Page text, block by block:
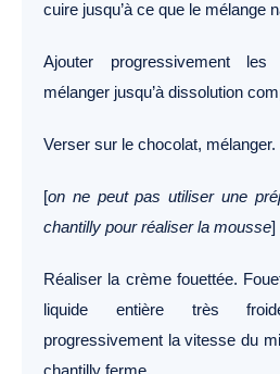
cuire jusqu’à ce que le mélange
Ajouter progressivement
mélanger jusqu’à dissolution
Verser sur le chocolat, mélanger.
[on ne peut pas utiliser une
chantilly pour réaliser la mousse]
Réaliser la crème fouettée.
liquide entière très
progressivement la vitesse du